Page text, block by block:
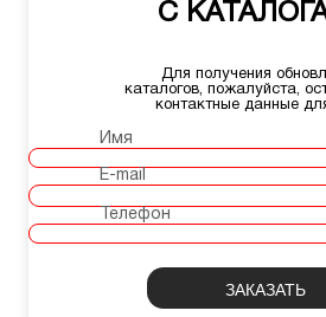
С
Для получения
каталогов, пожалуйста,
контактные данные
Имя
E-mail
Телефон